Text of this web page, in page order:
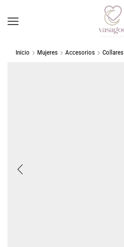
Inicio Mujeres Accesorios Collares